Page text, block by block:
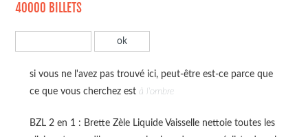
40000 BILLETS
si vous ne l'avez pas trouvé ici, peut-être est-ce parce que
ce que vous cherchez est à l'ombre
BZL 2 en 1 : Brette Zèle Liquide Vaisselle nettoie toutes les